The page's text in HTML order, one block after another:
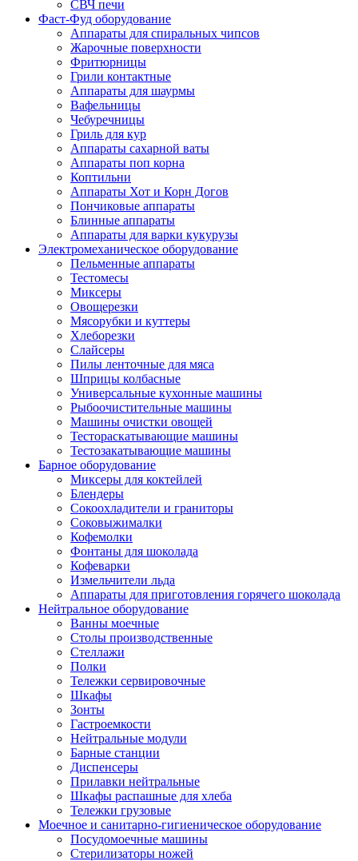
СВЧ печи
Фаст-Фуд оборудование
Аппараты для спиральных чипсов
Жарочные поверхности
Фритюрницы
Грили контактные
Аппараты для шаурмы
Вафельницы
Чебуречницы
Гриль для кур
Аппараты сахарной ваты
Аппараты поп корна
Коптильни
Аппараты Хот и Корн Догов
Пончиковые аппараты
Блинные аппараты
Аппараты для варки кукурузы
Электромеханическое оборудование
Пельменные аппараты
Тестомесы
Миксеры
Овощерезки
Мясорубки и куттеры
Хлеборезки
Слайсеры
Пилы ленточные для мяса
Шприцы колбасные
Универсальные кухонные машины
Рыбоочистительные машины
Машины очистки овощей
Тестораскатывающие машины
Тестозакатывающие машины
Барное оборудование
Миксеры для коктейлей
Блендеры
Сокоохладители и граниторы
Соковыжималки
Кофемолки
Фонтаны для шоколада
Кофеварки
Измельчители льда
Аппараты для приготовления горячего шоколада
Нейтральное оборудование
Ванны моечные
Столы производственные
Стеллажи
Полки
Тележки сервировочные
Шкафы
Зонты
Гастроемкости
Нейтральные модули
Барные станции
Диспенсеры
Прилавки нейтральные
Шкафы распашные для хлеба
Тележки грузовые
Моечное и санитарно-гигиеническое оборудование
Посудомоечные машины
Стерилизаторы ножей